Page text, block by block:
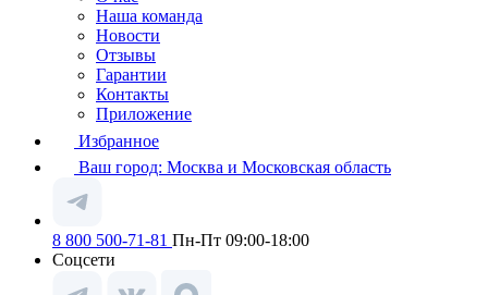
Наша команда
Новости
Отзывы
Гарантии
Контакты
Приложение
Избранное
Ваш город: Москва и Московская область
8 800 500-71-81 Пн-Пт 09:00-18:00
Соцсети